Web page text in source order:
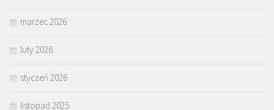
marzec 2026
luty 2026
styczeń 2026
listopad 2025